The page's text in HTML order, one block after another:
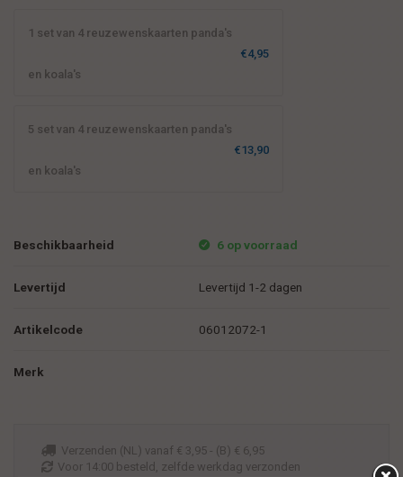
1 set van 4 reuzewenskaarten panda's
en koala's
€4,95
5 set van 4 reuzewenskaarten panda's
en koala's
€13,90
Beschikbaarheid 6 op voorraad
Levertijd Levertijd 1-2 dagen
Artikelcode 06012072-1
Merk
Verzenden (NL) vanaf € 3,95 - (B) € 6,95
Voor 14:00 besteld, zelfde werkdag verzonden